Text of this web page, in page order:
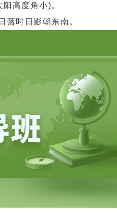
高度角小)。
落时日影朝东南。